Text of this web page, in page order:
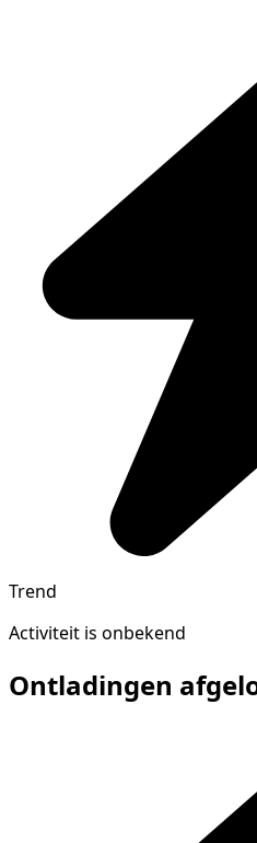
Trend
Activiteit is onbekend
Ontladingen